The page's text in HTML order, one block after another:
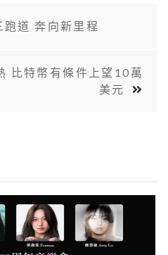
道 奔向新里程
比特幣有條件上望10萬
美元